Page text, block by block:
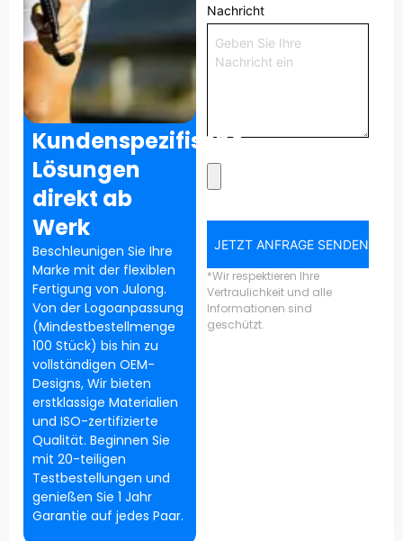
Nachricht
JETZT ANFRAGE SENDEN
*Wir respektieren Ihre
Vertraulichkeit und alle
Informationen sind
geschützt.
Kundenspezifische
Lösungen
direkt ab
Werk
Beschleunigen Sie Ihre
Marke mit der flexiblen
Fertigung von Julong.
Von der Logoanpassung
(Mindestbestellmenge
100 Stück) bis hin zu
vollständigen OEM-
Designs, Wir bieten
erstklassige Materialien
und ISO-zertifizierte
Qualität. Beginnen Sie
mit 20-teiligen
Testbestellungen und
genießen Sie 1 Jahr
Garantie auf jedes Paar.